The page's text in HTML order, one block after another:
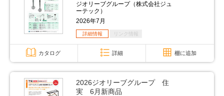
ジオリーブグループ（株式会社ジュ
ーテック）
2026年7月
詳細情報 リンク情報
カタログ 詳細 棚に追加
2026ジオリーブグループ 住
実 6月新商品